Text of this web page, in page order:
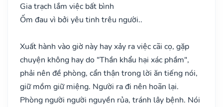
Gia trạch lắm việc bất bình
Ốm đau vì bởi yêu tinh trêu người..
Xuất hành vào giờ này hay xảy ra việc cãi cọ, gặp
chuyện không hay do "Thần khẩu hại xác phầm",
phải nên đề phòng, cẩn thận trong lời ăn tiếng nói,
giữ mồm giữ miệng. Người ra đi nên hoãn lại.
Phòng người người nguyền rủa, tránh lây bệnh. Nói